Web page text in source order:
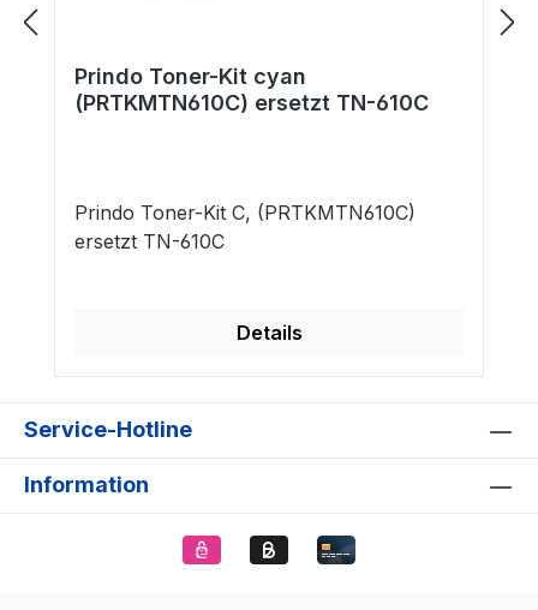
Prindo Toner-Kit cyan
(PRTKMTN610C) ersetzt TN-610C
Prindo Toner-Kit C, (PRTKMTN610C)
ersetzt TN-610C
Details
Service-Hotline
Information